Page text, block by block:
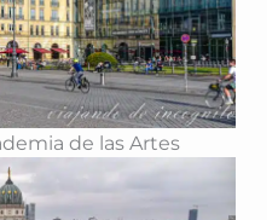
de las Artes